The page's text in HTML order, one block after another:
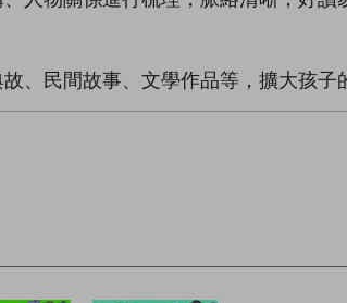
、民間故事、文學作品等，擴大孩子